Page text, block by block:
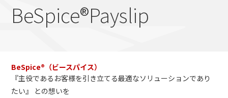
BeSpice®Payslip
BeSpice®（ビースパイス）
『主役であるお客様を引き立てる最適なソリューションであり
たい』 との想いを